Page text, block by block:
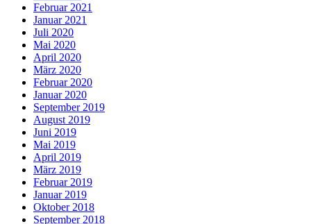
Februar 2021
Januar 2021
Juli 2020
Mai 2020
April 2020
März 2020
Februar 2020
Januar 2020
September 2019
August 2019
Juni 2019
Mai 2019
April 2019
März 2019
Februar 2019
Januar 2019
Oktober 2018
September 2018